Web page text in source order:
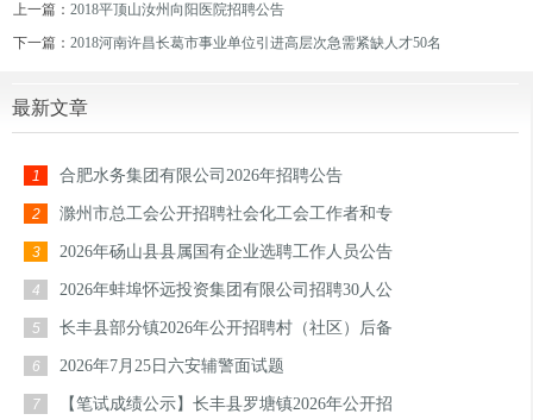
上一篇：2018平顶山汝州向阳医院招聘公告
下一篇：2018河南许昌长葛市事业单位引进高层次急需紧缺人才50名
最新文章
1 合肥水务集团有限公司2026年招聘公告
2 滁州市总工会公开招聘社会化工会工作者和专
3 2026年砀山县县属国有企业选聘工作人员公告
4 2026年蚌埠怀远投资集团有限公司招聘30人公
5 长丰县部分镇2026年公开招聘村（社区）后备
6 2026年7月25日六安辅警面试题
7 【笔试成绩公示】长丰县罗塘镇2026年公开招